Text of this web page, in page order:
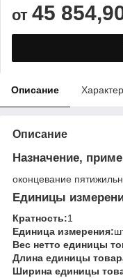
от 45
Описание
Описание
Назначение,
оконцевание
Единицы
Кратность:1
Единица измерения:
Вес нетто единицы
Длина единицы
Ширина единицы